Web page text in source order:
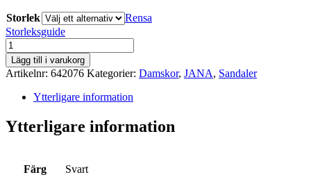
Storlek
Rensa
Storleksguide
JANA
mängd
Lägg till i varukorg
Artikelnr: 642076 Kategorier: Damskor, JANA, Sandaler
Ytterligare information
Ytterligare information
Färg Svart